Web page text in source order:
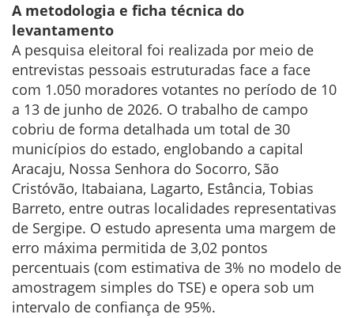
A metodologia e ficha técnica do
levantamento
A pesquisa eleitoral foi realizada por meio de
entrevistas pessoais estruturadas face a face
com 1.050 moradores votantes no período de 10
a 13 de junho de 2026. O trabalho de campo
cobriu de forma detalhada um total de 30
municípios do estado, englobando a capital
Aracaju, Nossa Senhora do Socorro, São
Cristóvão, Itabaiana, Lagarto, Estância, Tobias
Barreto, entre outras localidades representativas
de Sergipe. O estudo apresenta uma margem de
erro máxima permitida de 3,02 pontos
percentuais (com estimativa de 3% no modelo de
amostragem simples do TSE) e opera sob um
intervalo de confiança de 95%.